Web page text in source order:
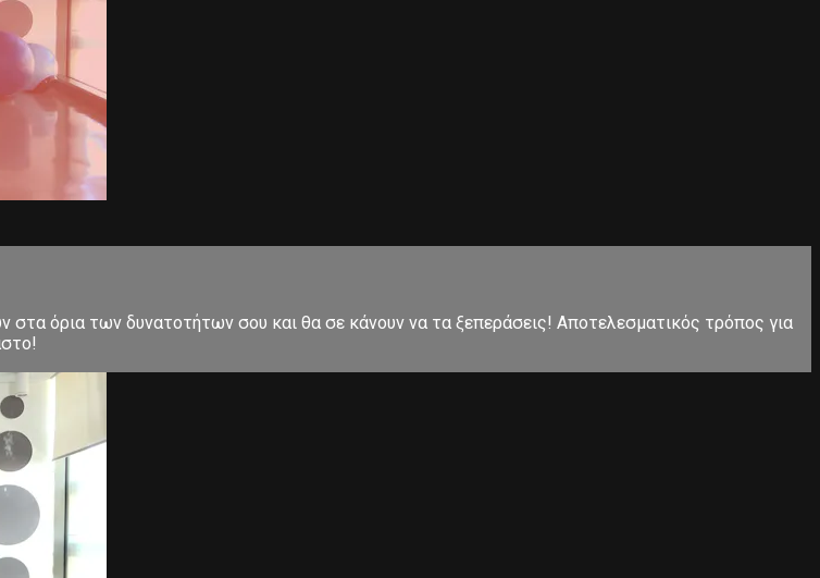
στα όρια των δυνατοτήτων σου και θα σε κάνουν να τα ξεπεράσεις! Αποτελεσματικός τρόπος για